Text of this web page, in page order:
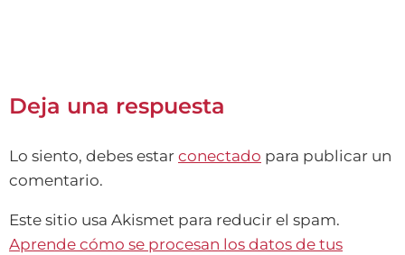
Deja una respuesta
Lo siento, debes estar conectado para publicar un
comentario.
Este sitio usa Akismet para reducir el spam.
Aprende cómo se procesan los datos de tus